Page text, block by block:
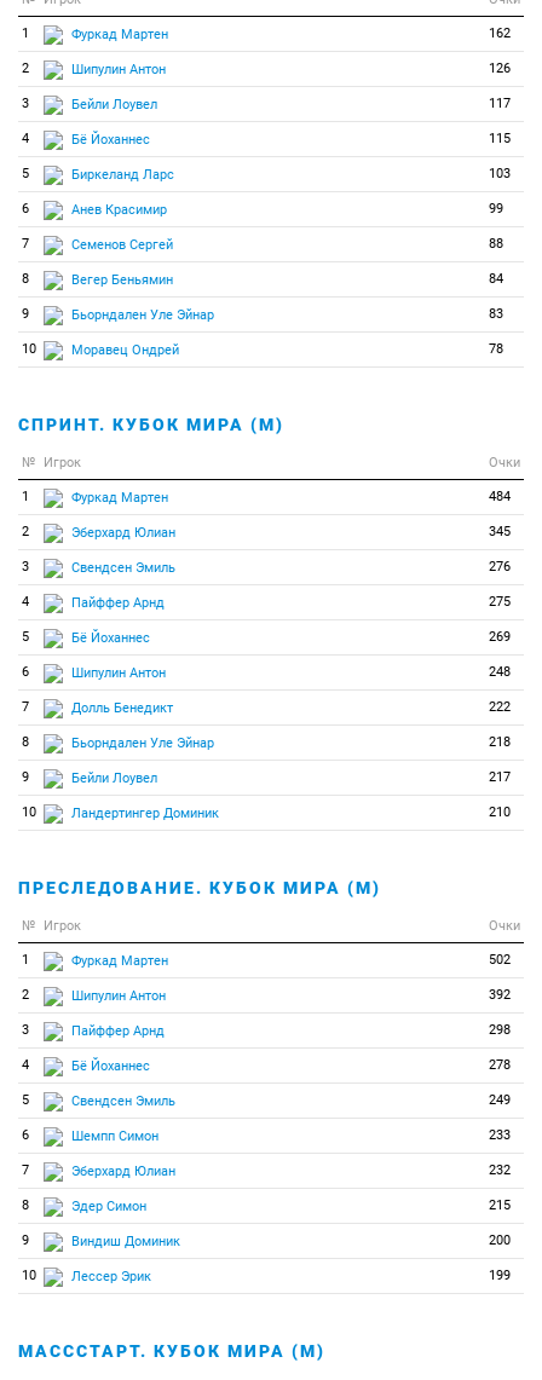
51 Рид Джоанна 0
52 Рэнсом Жулия 0
53 Семеренко Валентина 0
54 Тан Цзялинь 0
55 Услугина Ирина 0
56 Фенне Хильде 0
57 Хаузер Лиза
58 Хорхлер Надин
59 Хубер Марьон
60 Юркевич Дарья
1 Фуркад Мартен 162
2 Шипулин Антон 126
3 Бейли Лоувел 117
4 Бё Йоханнес 115
5 Биркеланд Ларс 103
6 Анев Красимир 99
7 Семенов Сергей 88
8 Вегер Беньямин 84
9 Бьорндален Уле Эйнар 83
10 Моравец Ондрей 78
СПРИНТ. КУБОК МИРА (М)
№ Игрок Очки
1 Фуркад Мартен 484
2 Эберхард Юлиан 345
3 Свендсен Эмиль 276
4 Пайффер Арнд 275
5 Бё Йоханнес 269
6 Шипулин Антон 248
7 Долль Бенедикт 222
8 Бьорндален Уле Эйнар 218
9 Бейли Лоувел 217
10 Ландертингер Доминик 210
ПРЕСЛЕДОВАНИЕ. КУБОК МИРА (М)
№ Игрок Очки
1 Фуркад Мартен 502
2 Шипулин Антон 392
3 Пайффер Арнд 298
4 Бё Йоханнес 278
5 Свендсен Эмиль 249
6 Шемпп Симон 233
7 Эберхард Юлиан 232
8 Эдер Симон 215
9 Виндиш Доминик 200
10 Лессер Эрик 199
МАСССТАРТ. КУБОК МИРА (М)